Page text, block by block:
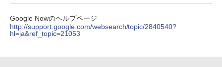
Google Nowのヘルプページ
http://support.google.com/websearch/topic/2840540?
hl=ja&ref_topic=21053